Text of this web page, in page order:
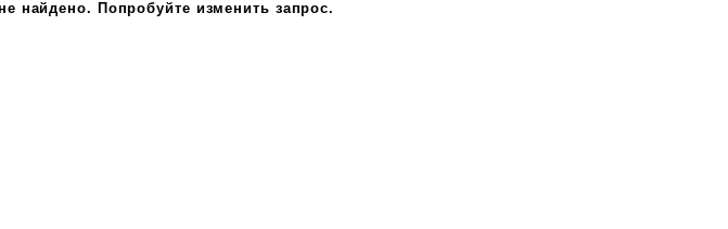
найдено. Попробуйте изменить запрос.